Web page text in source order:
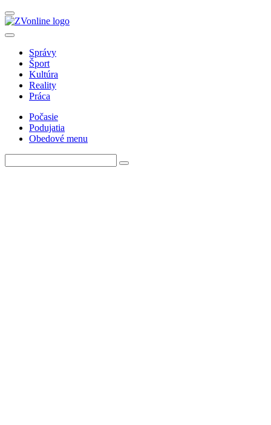
Správy
Šport
Kultúra
Reality
Práca
Počasie
Podujatia
Obedové menu